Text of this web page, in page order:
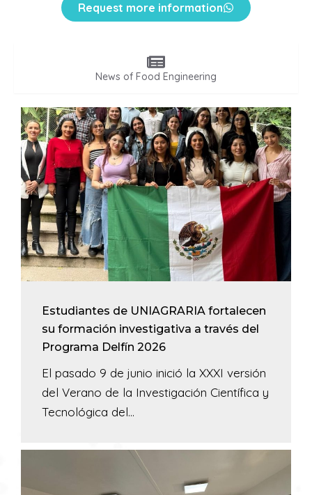
Request more information
News of Food Engineering
Estudiantes de UNIAGRARIA fortalecen
su formación investigativa a través del
Programa Delfín 2026
El pasado 9 de junio inició la XXXI versión
del Verano de la Investigación Científica y
Tecnológica del...